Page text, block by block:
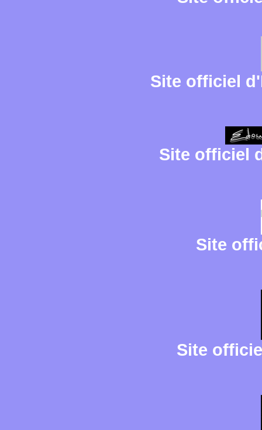
Site officiel
Site officiel
Site
Site